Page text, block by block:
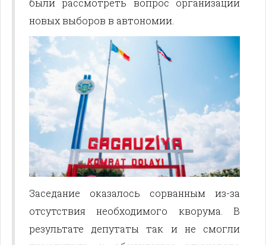
были рассмотреть вопрос организации
новых выборов в автономии.
Заседание оказалось сорванным из-за
отсутствия необходимого кворума. В
результате депутаты так и не смогли